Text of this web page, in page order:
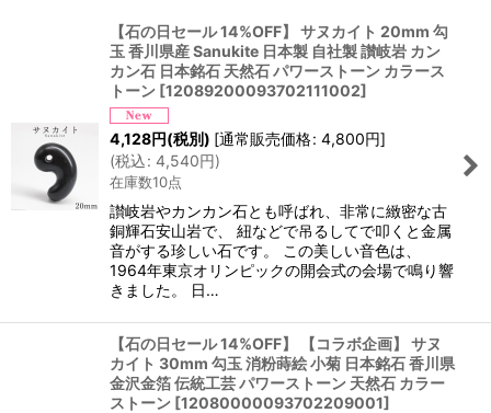
【石の日セール 14%OFF】 サヌカイト 20mm 勾
玉 香川県産 Sanukite 日本製 自社製 讃岐岩 カン
カン石 日本銘石 天然石 パワーストーン カラース
トーン [12089200093702111002]
4,128円(税別) [通常販売価格: 4,800円]
(税込: 4,540円)
在庫数10点
讃岐岩やカンカン石とも呼ばれ、非常に緻密な古
銅輝石安山岩で、 紐などで吊るしてで叩くと金属
音がする珍しい石です。 この美しい音色は、
1964年東京オリンピックの開会式の会場で鳴り響
きました。 日…
【石の日セール 14%OFF】 【コラボ企画】 サヌ
カイト 30mm 勾玉 消粉蒔絵 小菊 日本銘石 香川県
金沢金箔 伝統工芸 パワーストーン 天然石 カラー
ストーン [12080000093702209001]